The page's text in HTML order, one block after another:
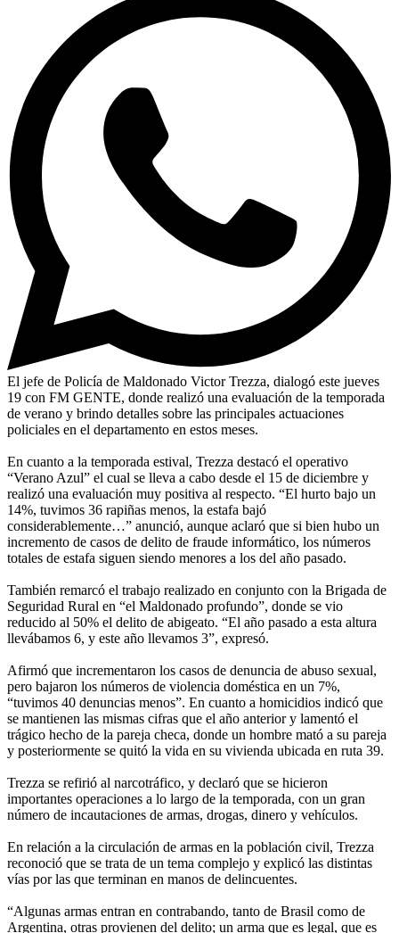
El jefe de Policía de Maldonado Victor Trezza, dialogó este jueves
19 con FM GENTE, donde realizó una evaluación de la temporada
de verano y brindo detalles sobre las principales actuaciones
policiales en el departamento en estos meses.
En cuanto a la temporada estival, Trezza destacó el operativo
“Verano Azul” el cual se lleva a cabo desde el 15 de diciembre y
realizó una evaluación muy positiva al respecto. “El hurto bajo un
14%, tuvimos 36 rapiñas menos, la estafa bajó
considerablemente…” anunció, aunque aclaró que si bien hubo un
incremento de casos de delito de fraude informático, los números
totales de estafa siguen siendo menores a los del año pasado.
También remarcó el trabajo realizado en conjunto con la Brigada de
Seguridad Rural en “el Maldonado profundo”, donde se vio
reducido al 50% el delito de abigeato. “El año pasado a esta altura
llevábamos 6, y este año llevamos 3”, expresó.
Afirmó que incrementaron los casos de denuncia de abuso sexual,
pero bajaron los números de violencia doméstica en un 7%,
“tuvimos 40 denuncias menos”. En cuanto a homicidios indicó que
se mantienen las mismas cifras que el año anterior y lamentó el
trágico hecho de la pareja checa, donde un hombre mató a su pareja
y posteriormente se quitó la vida en su vivienda ubicada en ruta 39.
Trezza se refirió al narcotráfico, y declaró que se hicieron
importantes operaciones a lo largo de la temporada, con un gran
número de incautaciones de armas, drogas, dinero y vehículos.
En relación a la circulación de armas en la población civil, Trezza
reconoció que se trata de un tema complejo y explicó las distintas
vías por las que terminan en manos de delincuentes.
“Algunas armas entran en contrabando, tanto de Brasil como de
Argentina, otras provienen del delito; un arma que es legal, que es